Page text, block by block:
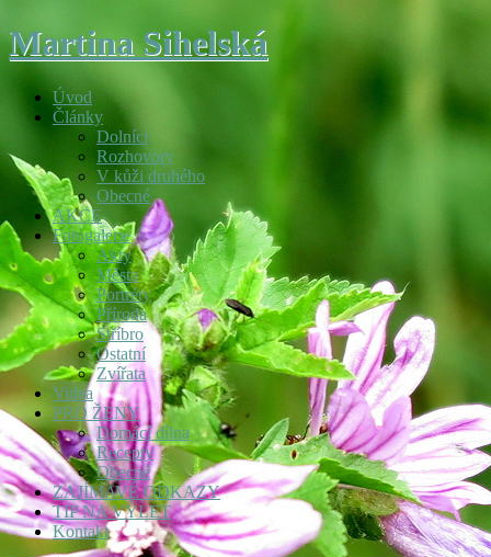
Martina Sihelská
Úvod
Články
Dolníci
Rozhovory
V kůži druhého
Obecné
AKCE
Fotogalerie
Akty
Města
Portréty
Příroda
Stříbro
Ostatní
Zvířata
Videa
PRO ŽENY
Domácí dílna
Recepty
Obecné
ZAJÍMAVÉ ODKAZY
TIP NA VÝLET
Kontakt